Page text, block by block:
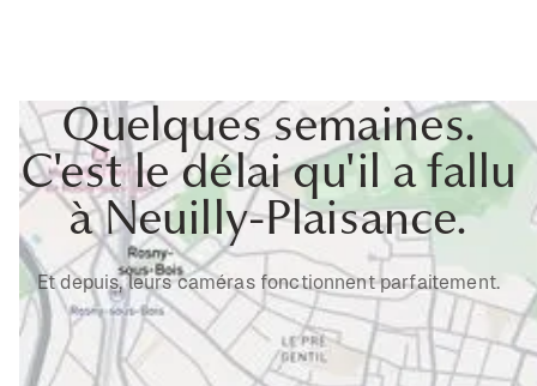
Quelques semaines.
C'est le délai qu'il a fallu
à Neuilly-Plaisance.
Et depuis, leurs caméras fonctionnent parfaitement.